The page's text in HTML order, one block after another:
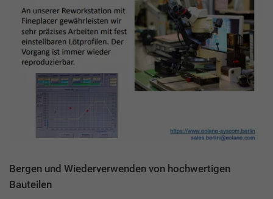
Bergen und Wiederverwenden von hochwertigen
Bauteilen